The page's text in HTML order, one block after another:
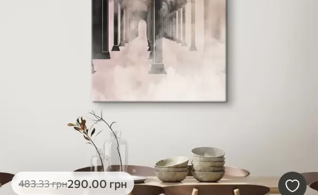
483.33грн290.00 грн